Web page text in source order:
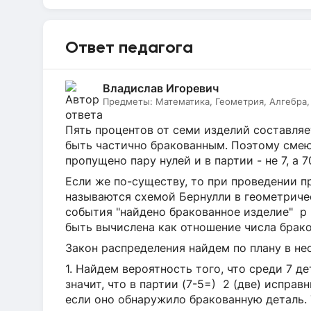
Ответ педагога
Владислав Игоревич
Предметы: Математика, Геометрия,
Пять процентов от семи изделий
быть частично бракованным. Поэтому
пропущено пару нулей и в партии - не 7, а
Если же по-существу, то при проведении
называются схемой Бернулли в
события "найдено бракованное изделие"
быть вычислена как отношение числа
Закон распределения найдем по плану в
1. Найдем вероятность того, что среди 7
значит, что в партии (7-5=) 2 (две)
если оно обнаружило бракованную